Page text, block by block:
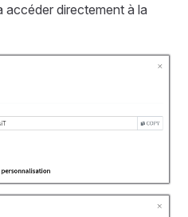
accéder directement à la